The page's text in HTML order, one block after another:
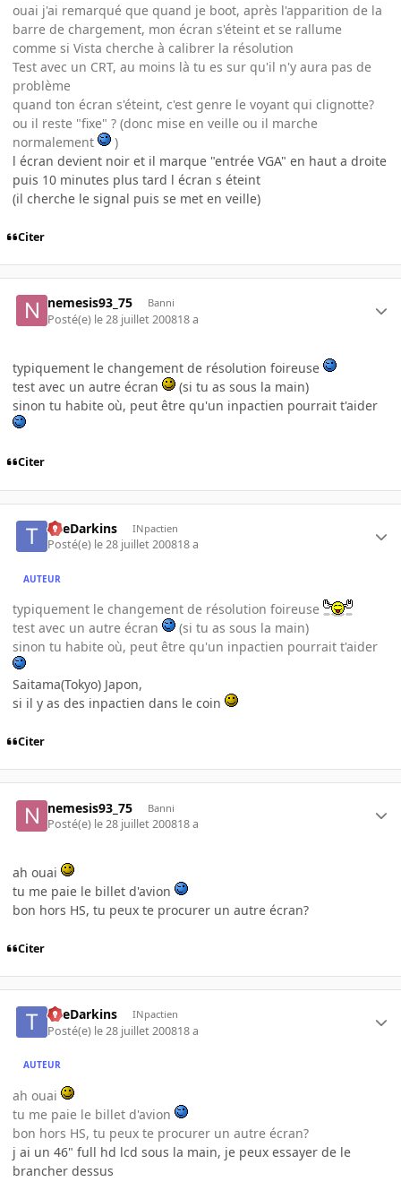
ouai j'ai remarqué que quand je boot, après l'apparition de la
barre de chargement, mon écran s'éteint et se rallume
comme si Vista cherche à calibrer la résolution
Test avec un CRT, au moins là tu es sur qu'il n'y aura pas de
problème
quand ton écran s'éteint, c'est genre le voyant qui clignotte?
ou il reste "fixe" ? (donc mise en veille ou il marche
normalement
)
l écran devient noir et il marque "entrée VGA" en haut a droite
puis 10 minutes plus tard l écran s éteint
(il cherche le signal puis se met en veille)
Citer
nemesis93_75 Banni
Posté(e) le 28 juillet 200818 a
typiquement le changement de résolution foireuse
test avec un autre écran
(si tu as sous la main)
sinon tu habite où, peut être qu'un inpactien pourrait t'aider
Citer
TheDarkins INpactien
Posté(e) le 28 juillet 200818 a
AUTEUR
typiquement le changement de résolution foireuse
test avec un autre écran
(si tu as sous la main)
sinon tu habite où, peut être qu'un inpactien pourrait t'aider
Saitama(Tokyo) Japon,
si il y as des inpactien dans le coin
Citer
nemesis93_75 Banni
Posté(e) le 28 juillet 200818 a
ah ouai
tu me paie le billet d'avion
bon hors HS, tu peux te procurer un autre écran?
Citer
TheDarkins INpactien
Posté(e) le 28 juillet 200818 a
AUTEUR
ah ouai
tu me paie le billet d'avion
bon hors HS, tu peux te procurer un autre écran?
j ai un 46" full hd lcd sous la main, je peux essayer de le
brancher dessus